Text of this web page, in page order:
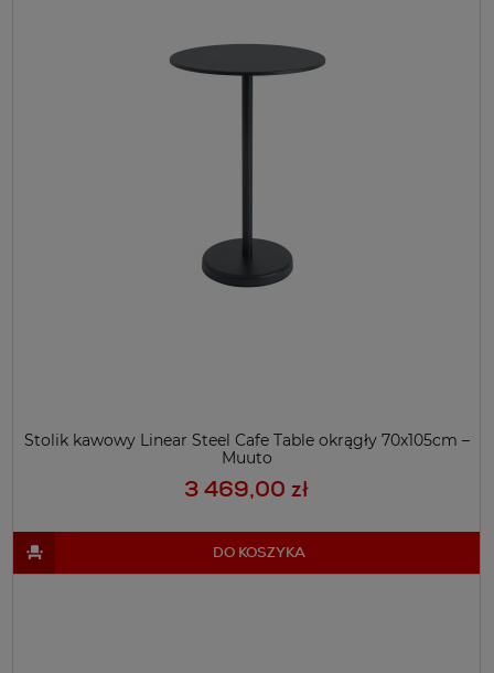
Stolik kawowy Linear Steel Cafe Table okrągły 70x105cm –
Muuto
3 469,00 zł
DO KOSZYKA